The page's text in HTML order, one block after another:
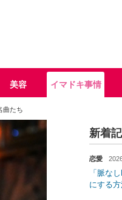
美容 イマドキ事情
曲たち
新着
恋愛
「脈な
にする